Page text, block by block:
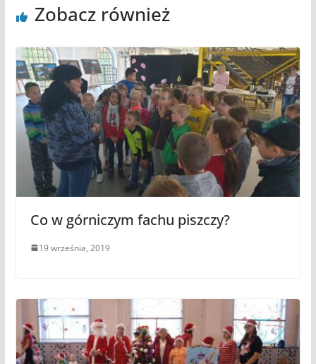
Zobacz również
Co w górniczym fachu piszczy?
19 września, 2019